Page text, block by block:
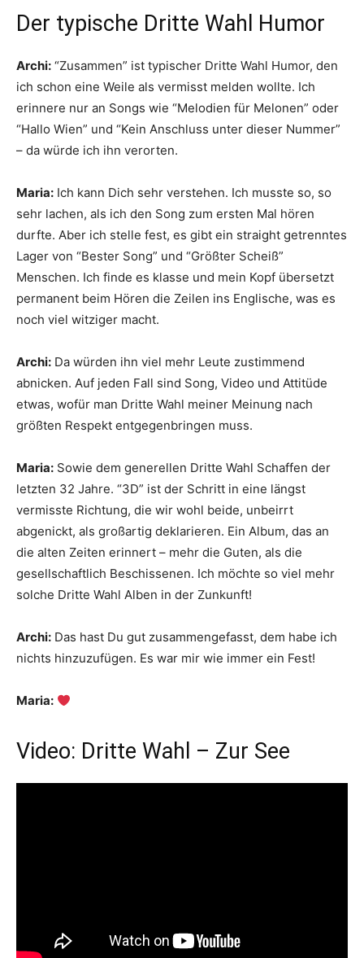
Der typische Dritte Wahl Humor
Archi: “Zusammen” ist typischer Dritte Wahl Humor, den
ich schon eine Weile als vermisst melden wollte. Ich
erinnere nur an Songs wie “Melodien für Melonen” oder
“Hallo Wien” und “Kein Anschluss unter dieser Nummer”
– da würde ich ihn verorten.
Maria: Ich kann Dich sehr verstehen. Ich musste so, so
sehr lachen, als ich den Song zum ersten Mal hören
durfte. Aber ich stelle fest, es gibt ein straight getrenntes
Lager von “Bester Song” und “Größter Scheiß”
Menschen. Ich finde es klasse und mein Kopf übersetzt
permanent beim Hören die Zeilen ins Englische, was es
noch viel witziger macht.
Archi: Da würden ihn viel mehr Leute zustimmend
abnicken. Auf jeden Fall sind Song, Video und Attitüde
etwas, wofür man Dritte Wahl meiner Meinung nach
größten Respekt entgegenbringen muss.
Maria: Sowie dem generellen Dritte Wahl Schaffen der
letzten 32 Jahre. “3D” ist der Schritt in eine längst
vermisste Richtung, die wir wohl beide, unbeirrt
abgenickt, als großartig deklarieren. Ein Album, das an
die alten Zeiten erinnert – mehr die Guten, als die
gesellschaftlich Beschissenen. Ich möchte so viel mehr
solche Dritte Wahl Alben in der Zunkunft!
Archi: Das hast Du gut zusammengefasst, dem habe ich
nichts hinzuzufügen. Es war mir wie immer ein Fest!
Maria:
Video: Dritte Wahl – Zur See